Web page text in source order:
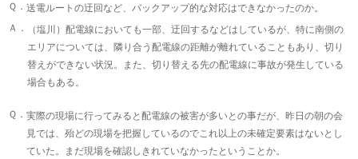
Ｑ． 送電ルートの迂回など、バックアップ的な対応はできなかったのか。
Ａ．
（塩川）配電線においても一部、迂回するなどはしているが、特に南側の
エリアについては、隣り合う配電線の距離が離れていることもあり、切り
替えができない状況。また、切り替える先の配電線に事故が発生している
場合もある。
Ｑ． 実際の現場に行ってみると配電線の被害が多いとの事だが、昨日の朝の会
見では、殆どの現場を把握しているのでこれ以上の未確定要素はないとし
ていた。まだ現場を確認しきれていなかったということか。